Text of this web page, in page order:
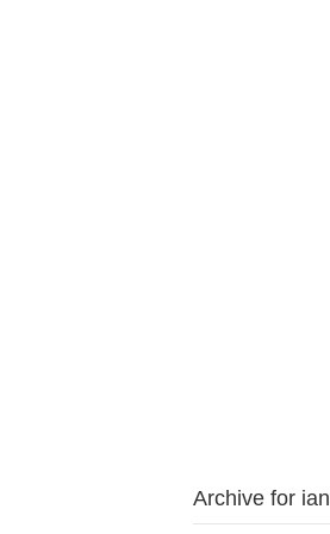
Archive for